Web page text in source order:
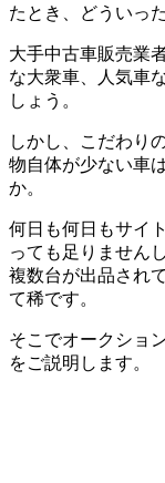
たとき、どういっ
大手中古車販売業
な大衆車、人気車
しょう。
しかし、こだわり
物自体が少ない車
か。
何日も何日もサイ
っても足りません
複数台が出品され
て稀です。
そこでオークショ
をご説明します。